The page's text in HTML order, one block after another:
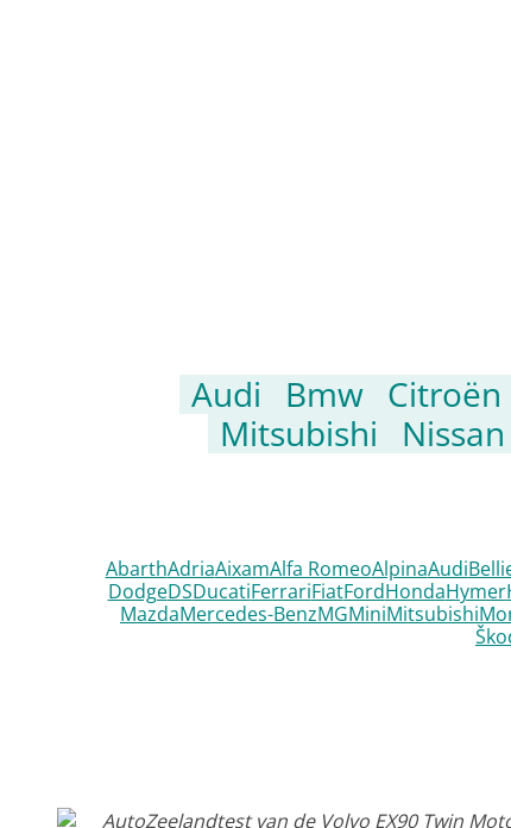
Audi Bmw Citroën
Mitsubishi
Nissan
AbarthAdriaAixamAlfa RomeoAlpinaAudi
DodgeDSDucatiFerrariFiatFordHondaHymer
MazdaMercedes-BenzMGMiniMitsubishi